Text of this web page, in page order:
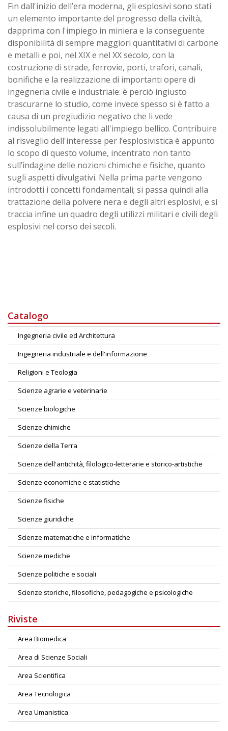
Fin dall'inizio dell’era moderna, gli esplosivi sono stati
un elemento importante del progresso della civiltà,
dapprima con l'impiego in miniera e la conseguente
disponibilità di sempre maggiori quantitativi di carbone
e metalli e poi, nel XIX e nel XX secolo, con la
costruzione di strade, ferrovie, porti, trafori, canali,
bonifiche e la realizzazione di importanti opere di
ingegneria civile e industriale: è perciò ingiusto
trascurarne lo studio, come invece spesso si è fatto a
causa di un pregiudizio negativo che li vede
indissolubilmente legati all'impiego bellico. Contribuire
al risveglio dell'interesse per l’esplosivistica è appunto
lo scopo di questo volume, incentrato non tanto
sull’indagine delle nozioni chimiche e fisiche, quanto
sugli aspetti divulgativi. Nella prima parte vengono
introdotti i concetti fondamentali; si passa quindi alla
trattazione della polvere nera e degli altri esplosivi, e si
traccia infine un quadro degli utilizzi militari e civili degli
esplosivi nel corso dei secoli.
Catalogo
Ingegneria civile ed Architettura
Ingegneria industriale e dell'informazione
Religioni e Teologia
Scienze agrarie e veterinarie
Scienze biologiche
Scienze chimiche
Scienze della Terra
Scienze dell'antichità, filologico-letterarie e storico-artistiche
Scienze economiche e statistiche
Scienze fisiche
Scienze giuridiche
Scienze matematiche e informatiche
Scienze mediche
Scienze politiche e sociali
Scienze storiche, filosofiche, pedagogiche e psicologiche
Riviste
Area Biomedica
Area di Scienze Sociali
Area Scientifica
Area Tecnologica
Area Umanistica